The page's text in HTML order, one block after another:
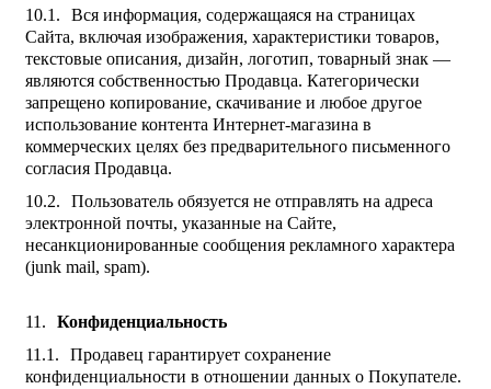
Вся информация, содержащаяся на страницах
Сайта, включая изображения, характеристики товаров,
текстовые описания, дизайн, логотип, товарный знак —
являются собственностью Продавца. Категорически
запрещено копирование, скачивание и любое другое
использование контента Интернет-магазина в
коммерческих целях без предварительного письменного
согласия Продавца.
Пользователь обязуется не отправлять на адреса
электронной почты, указанные на Сайте,
несанкционированные сообщения рекламного характера
(junk mail, spam).
Конфиденциальность
Продавец гарантирует сохранение
конфиденциальности в отношении данных о Покупателе.